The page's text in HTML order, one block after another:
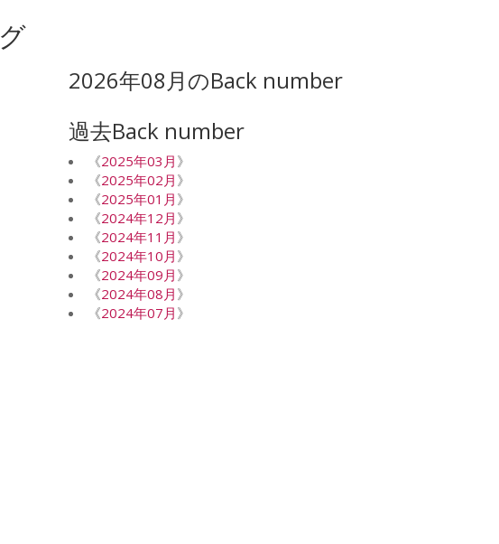
2026年08月のBack number
過去Back number
《2025年03月 》
《2025年02月 》
《2025年01月 》
《2024年12月 》
《2024年11月 》
《2024年10月 》
《2024年09月 》
《2024年08月 》
《2024年07月 》